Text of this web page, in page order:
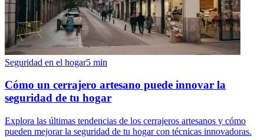
Seguridad en el hogar5 min
Cómo un cerrajero artesano puede innovar la
seguridad de tu hogar
Explora las últimas tendencias de los cerrajeros artesanos y cómo
pueden mejorar la seguridad de tu hogar con técnicas innovadoras.